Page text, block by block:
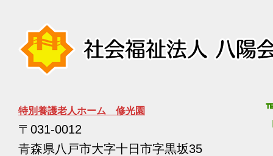
特別養護老人ホーム 修光園
〒031-0012
青森県八戸市大字十日市字黒坂35